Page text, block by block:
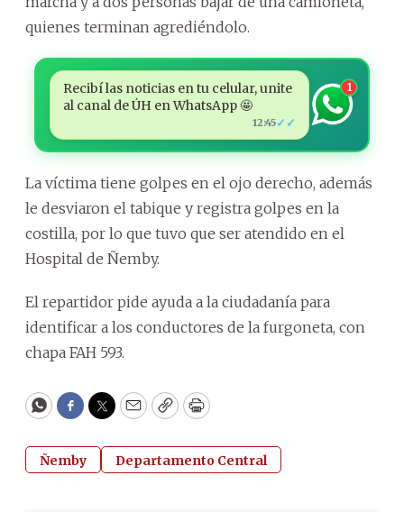
quienes terminan agrediéndolo.
Recibí las noticias en tu celular, unite
al canal de ÚH en WhatsApp 🤩
12:45✓✓
1
La víctima tiene golpes en el ojo derecho, además
le desviaron el tabique y registra golpes en la
costilla, por lo que tuvo que ser atendido en el
Hospital de Ñemby.
El repartidor pide ayuda a la ciudadanía para
identificar a los conductores de la furgoneta, con
chapa FAH 593.
WhatsApp
Facebook
Twitter
EmailCopyPrint
Ñemby Departamento Central